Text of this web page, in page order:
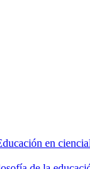
en ciencia